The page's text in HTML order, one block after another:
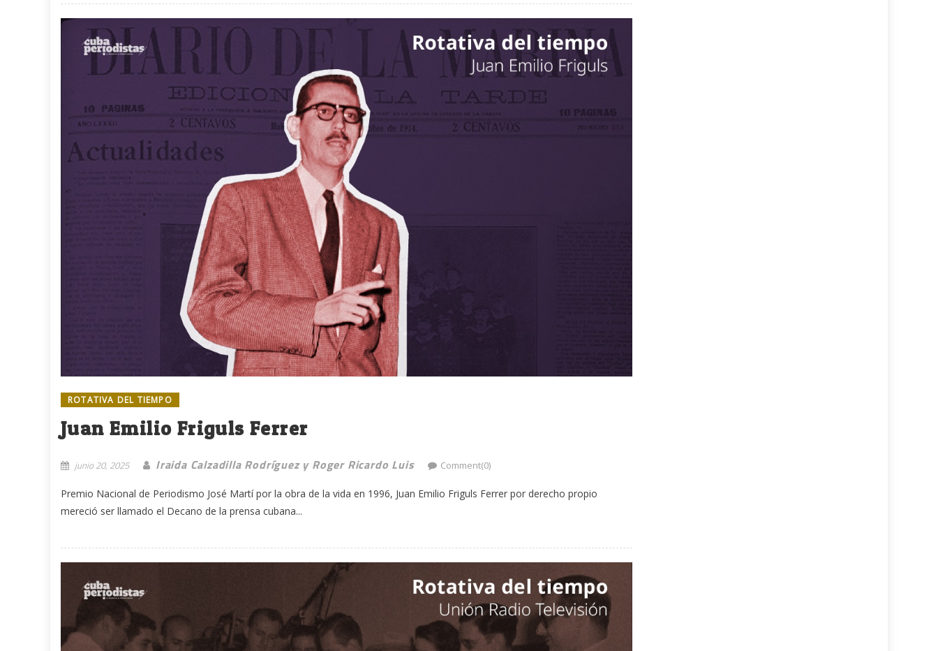
ROTATIVA DEL TIEMPO
Juan Emilio Friguls Ferrer
junio 20, 2025 Iraida Calzadilla Rodríguez y Roger Ricardo Luis Comment(0)
Premio Nacional de Periodismo José Martí por la obra de la vida en 1996, Juan Emilio Friguls Ferrer por derecho propio
mereció ser llamado el Decano de la prensa cubana...